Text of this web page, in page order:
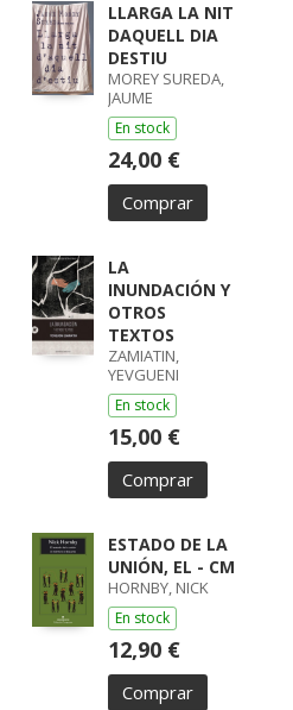
LLARGA LA NIT
DAQUELL DIA
DESTIU
MOREY SUREDA,
JAUME
En stock
24,00 €
Comprar
LA
INUNDACIÓN Y
OTROS
TEXTOS
ZAMIATIN,
YEVGUENI
En stock
15,00 €
Comprar
ESTADO DE LA
UNIÓN, EL - CM
HORNBY, NICK
En stock
12,90 €
Comprar